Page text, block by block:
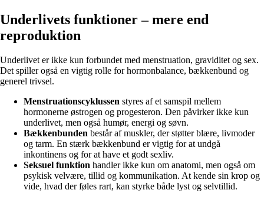
Underlivets funktioner – mere end
reproduktion
Underlivet er ikke kun forbundet med menstruation, graviditet og sex.
Det spiller også en vigtig rolle for hormonbalance, bækkenbund og
generel trivsel.
Menstruationscyklussen styres af et samspil mellem
hormonerne østrogen og progesteron. Den påvirker ikke kun
underlivet, men også humør, energi og søvn.
Bækkenbunden består af muskler, der støtter blære, livmoder
og tarm. En stærk bækkenbund er vigtig for at undgå
inkontinens og for at have et godt sexliv.
Seksuel funktion handler ikke kun om anatomi, men også om
psykisk velvære, tillid og kommunikation. At kende sin krop og
vide, hvad der føles rart, kan styrke både lyst og selvtillid.